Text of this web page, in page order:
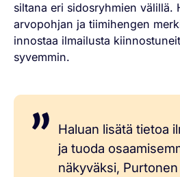
siltana eri sidosryhmien välillä.
arvopohjan ja tiimihengen
innostaa ilmailusta
syvemmin.
Haluan lisätä tietoa
ja tuoda
näkyväksi,